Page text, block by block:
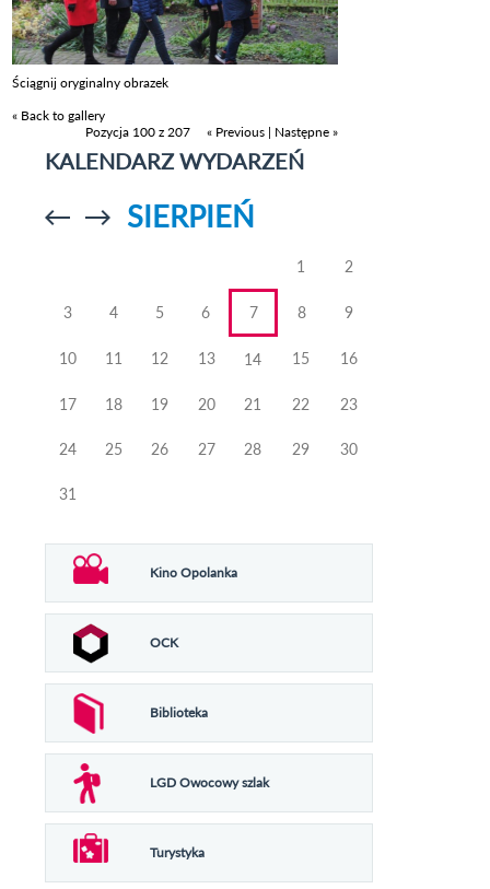
Ściągnij oryginalny obrazek
« Back to gallery
Pozycja 100 z 207
« Previous | Następne »
KALENDARZ WYDARZEŃ
Przejdź doPrzejdź do
SIERPIEŃ
1 2
3 4 5 6 7 8 9
10 11 12 13 14 15 16
17 18 19 20 21 22 23
24 25 26 27 28 29 30
31
Kino Opolanka
OCK
Biblioteka
LGD Owocowy szlak
Turystyka